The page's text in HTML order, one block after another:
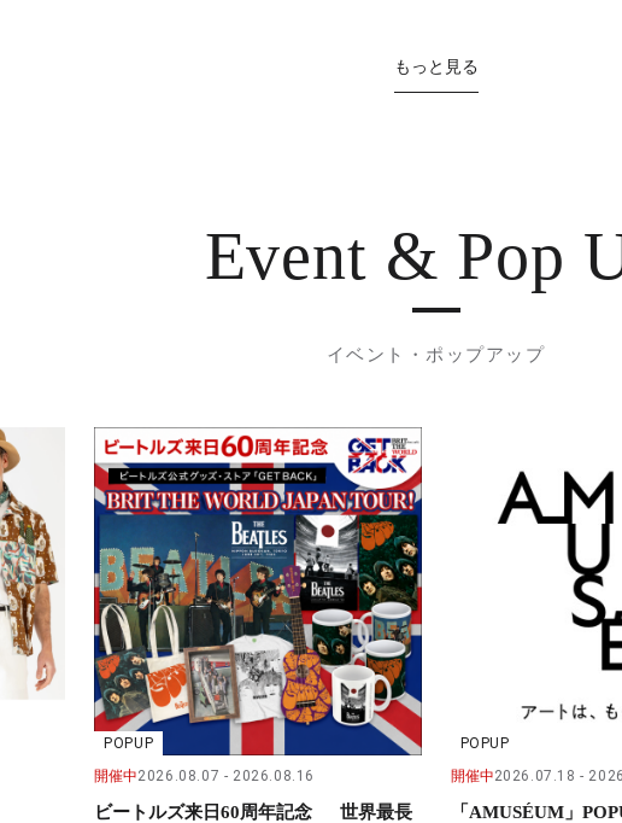
もっと見る
Event & Pop
イベント・ポップアップ
POPUP
開催中2026.08.07 2026.08.16
ビートルズ来日60周年記念 世界最長
POPUP
開催中2026.07.18
「AMUSÉUM」